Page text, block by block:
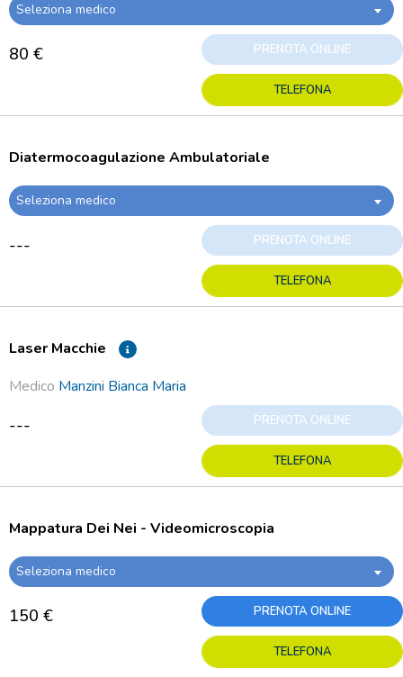
Seleziona medico
80 € PRENOTA ONLINE
TELEFONA
Diatermocoagulazione Ambulatoriale
Seleziona medico
--- PRENOTA ONLINE
TELEFONA
Laser Macchie
Medico Manzini Bianca Maria
--- PRENOTA ONLINE
TELEFONA
Mappatura Dei Nei - Videomicroscopia
Seleziona medico
150 € PRENOTA ONLINE
TELEFONA